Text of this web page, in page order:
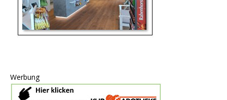
Werbung